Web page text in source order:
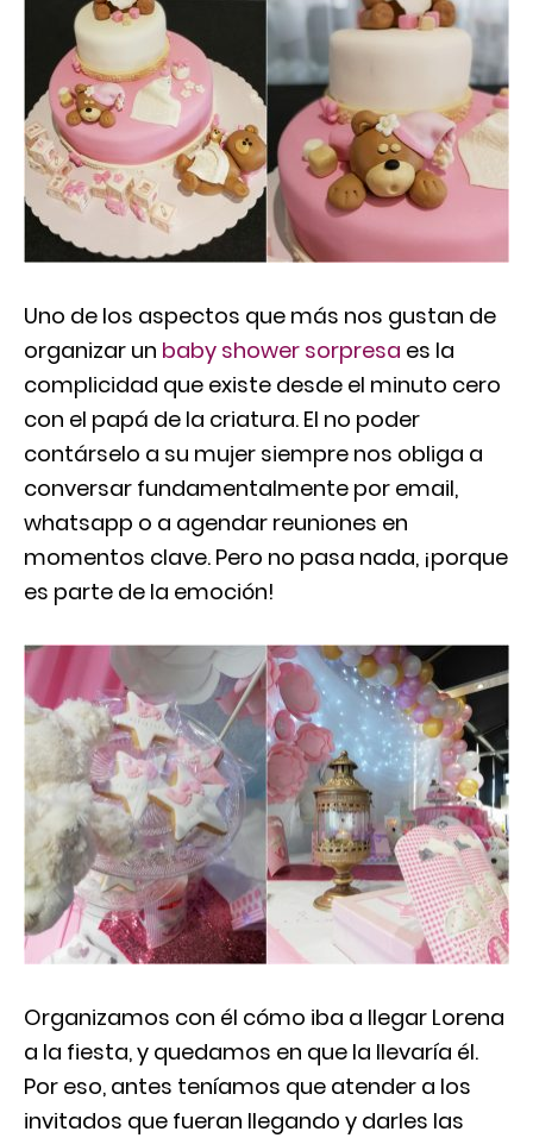
Uno de los aspectos que más nos gustan de
organizar un baby shower sorpresa es la
complicidad que existe desde el minuto cero
con el papá de la criatura. El no poder
contárselo a su mujer siempre nos obliga a
conversar fundamentalmente por email,
whatsapp o a agendar reuniones en
momentos clave. Pero no pasa nada, ¡porque
es parte de la emoción!
Organizamos con él cómo iba a llegar Lorena
a la fiesta, y quedamos en que la llevaría él.
Por eso, antes teníamos que atender a los
invitados que fueran llegando y darles las